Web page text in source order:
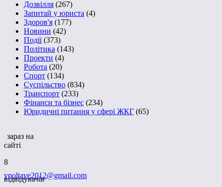
Дозвілля (267)
Запитай у юриста (4)
Здоров'я (177)
Новини (42)
Події(373)
Політика (143)
Проекти (4)
Робота (20)
Спорт (134)
Суспільство (834)
Транспорт (233)
Фінанси та бізнес (234)
Юридичні питання у сфері ЖКГ (65)
зараз на
сайті
8
відвідувачів
vpoltave2012@gmail.com